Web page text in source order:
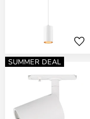
SUMMER DEAL